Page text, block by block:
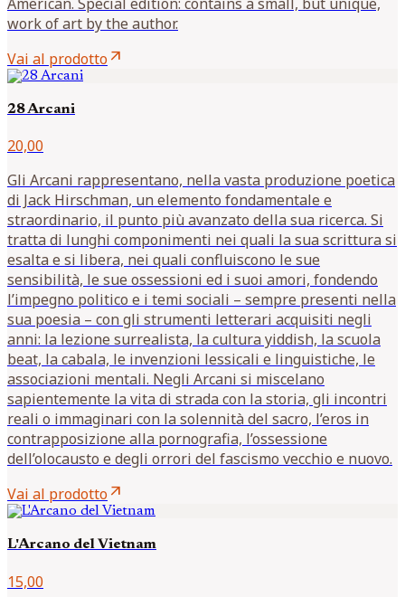
work of art by the author.
Vai al prodottoarrow_outward
28 Arcani
20,00
Gli Arcani rappresentano, nella vasta produzione poetica
di Jack Hirschman, un elemento fondamentale e
straordinario, il punto più avanzato della sua ricerca. Si
tratta di lunghi componimenti nei quali la sua scrittura si
esalta e si libera, nei quali confluiscono le sue
sensibilità, le sue ossessioni ed i suoi amori, fondendo
l’impegno politico e i temi sociali – sempre presenti nella
sua poesia – con gli strumenti letterari acquisiti negli
anni: la lezione surrealista, la cultura yiddish, la scuola
beat, la cabala, le invenzioni lessicali e linguistiche, le
associazioni mentali. Negli Arcani si miscelano
sapientemente la vita di strada con la storia, gli incontri
reali o immaginari con la solennità del sacro, l’eros in
contrapposizione alla pornografia, l’ossessione
dell’olocausto e degli orrori del fascismo vecchio e nuovo.
Vai al prodottoarrow_outward
L'Arcano del Vietnam
15,00